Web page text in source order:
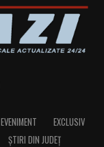
EVENIMENT
EXCLUSIV
ȘTIRI DIN JUDEȚ